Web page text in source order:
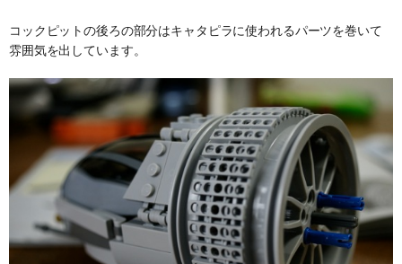
コックピットの後ろの部分はキャタピラに使われるパーツを巻いて
雰囲気を出しています。